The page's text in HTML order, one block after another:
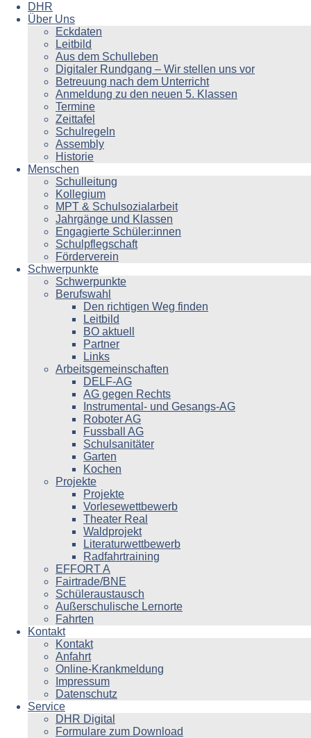
DHR
Über Uns
Eckdaten
Leitbild
Aus dem Schulleben
Digitaler Rundgang – Wir stellen uns vor
Betreuung nach dem Unterricht
Anmeldung zu den neuen 5. Klassen
Termine
Zeittafel
Schulregeln
Assembly
Historie
Menschen
Schulleitung
Kollegium
MPT & Schulsozialarbeit
Jahrgänge und Klassen
Engagierte Schüler:innen
Schulpflegschaft
Förderverein
Schwerpunkte
Schwerpunkte
Berufswahl
Den richtigen Weg finden
Leitbild
BO aktuell
Partner
Links
Arbeitsgemeinschaften
DELF-AG
AG gegen Rechts
Instrumental- und Gesangs-AG
Roboter AG
Fussball AG
Schulsanitäter
Garten
Kochen
Projekte
Projekte
Vorlesewettbewerb
Theater Real
Waldprojekt
Literaturwettbewerb
Radfahrtraining
EFFORT A
Fairtrade/BNE
Schüleraustausch
Außerschulische Lernorte
Fahrten
Kontakt
Kontakt
Anfahrt
Online-Krankmeldung
Impressum
Datenschutz
Service
DHR Digital
Formulare zum Download